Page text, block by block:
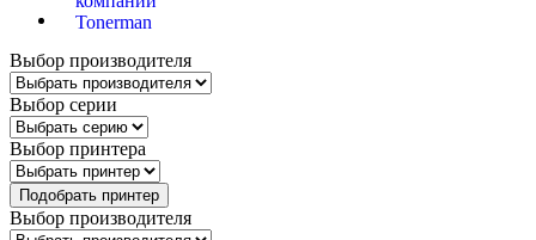
Выбор производителя
Выбор серии
Выбор принтера
Подобрать принтер
Выбор производителя